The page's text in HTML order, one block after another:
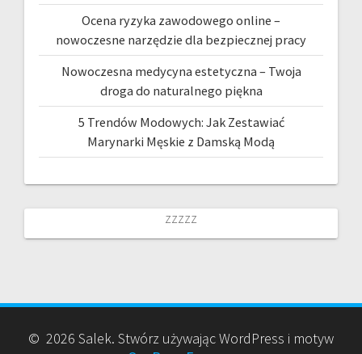
Ocena ryzyka zawodowego online –
nowoczesne narzędzie dla bezpiecznej pracy
Nowoczesna medycyna estetyczna – Twoja
droga do naturalnego piękna
5 Trendów Modowych: Jak Zestawiać
Marynarki Męskie z Damską Modą
zzzzz
© 2026 Salek. Stwórz używając WordPress i motyw